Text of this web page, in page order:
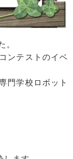
。
ンテストのイベ
門学校ロボット